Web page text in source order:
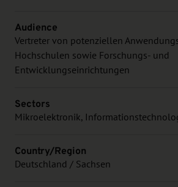
Audience
Vertreter von potenziellen
Hochschulen sowie Forschungs- und
Entwicklungseinrichtungen
Sectors
Mikroelektronik,
Country/Region
Deutschland / Sachsen